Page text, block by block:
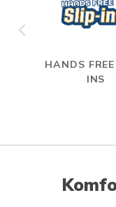
HANDS
INS